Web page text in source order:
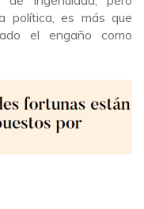
política, es más que
el engaño como